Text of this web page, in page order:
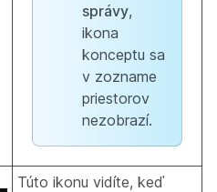
správy,
ikona
konceptu sa
v zozname
priestorov
nezobrazí.
Túto ikonu vidíte, keď